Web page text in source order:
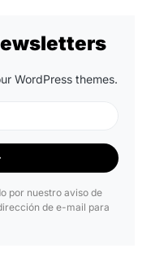
WordPress themes.
por nuestro aviso de
de e-mail para